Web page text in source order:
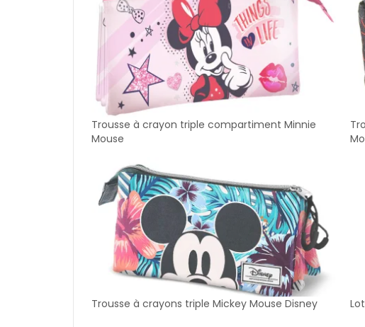
Trousse à crayon triple compartiment Minnie
Mouse
Trousse à crayons triple Mickey Mouse Disney